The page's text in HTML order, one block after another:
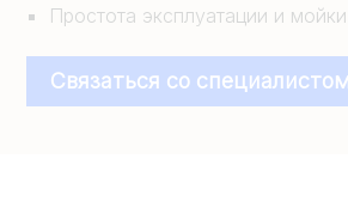
Простота эксплуатации и мойки
Связаться со